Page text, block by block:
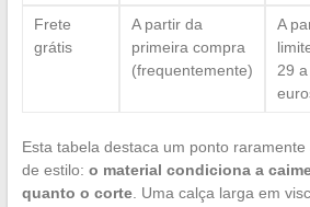
Frete
grátis
A partir da
primeira compra
(frequentemente)
A
29
Esta tabela destaca um ponto
de estilo: o material condiciona a
quanto o corte. Uma calça larga em